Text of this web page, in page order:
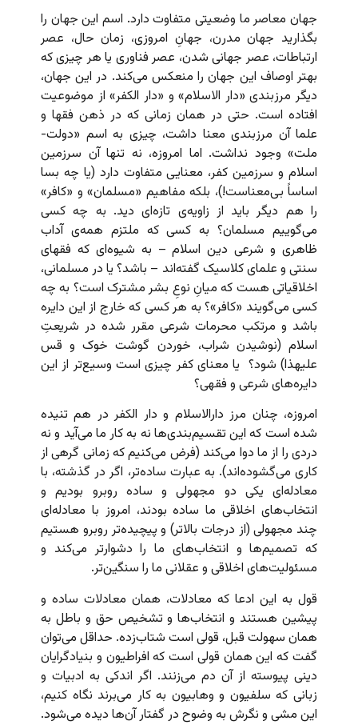
جهان معاصر ما وضعیتی متفاوت دارد. اسم این جهان را
بگذارید جهان مدرن، جهانِ امروزی، زمان حال، عصر
ارتباطات، عصر جهانی‌ شدن، عصر فناوری یا هر چیزی که
بهتر اوصاف این جهان را منعکس می‌کند. در این جهان،
دیگر مرزبندی «دار الاسلام» و «دار الکفر» از موضوعیت
افتاده است. حتی در همان زمانی که در ذهن فقها و
علما آن مرزبندی معنا داشت، چیزی به اسم «دولت-
ملت» وجود نداشت. اما امروزه، نه تنها آن سرزمین
اسلام و سرزمین کفر، معنایی متفاوت دارد (یا چه بسا
اساساً بی‌معناست!)، بلکه مفاهیم «مسلمان» و «کافر»
را هم دیگر باید از زاویه‌ی تازه‌ای دید. به چه کسی
می‌گوییم مسلمان؟ به کسی که ملتزم همه‌ی آداب
ظاهری و شرعی دین اسلام – به شیوه‌ای که فقهای
سنتی و علمای کلاسیک گفته‌اند – باشد؟ یا در مسلمانی،
اخلاقیاتی هست که میانِ نوعِ بشر مشترک است؟ به چه
کسی می‌گویند «کافر»؟ به هر کسی که خارج از این دایره‌
باشد و مرتکب محرمات شرعی مقرر شده در شریعتِ
اسلام (نوشیدن شراب، خوردن گوشت خوک و قس
علیهذا) شود؟ یا معنای کفر چیزی است وسیع‌تر از این
دایره‌های شرعی و فقهی؟
امروزه، چنان مرز دارالاسلام و دار الکفر در هم تنیده
شده است که این تقسیم‌بندی‌ها نه به کار ما می‌آید و نه
دردی را از ما دوا می‌کند (فرض می‌کنیم که زمانی گرهی از
کاری می‌گشوده‌اند). به عبارت ساده‌تر، اگر در گذشته، با
معادله‌ای یکی دو مجهولی و ساده روبرو بودیم و
انتخاب‌های اخلاقی ما ساده بودند، امروز با معادله‌ای
چند مجهولی (از درجات بالاتر) و پیچیده‌تر روبرو هستیم
که تصمیم‌ها و انتخاب‌های ما را دشوارتر می‌کند و
مسئولیت‌های اخلاقی و عقلانی ما را سنگین‌تر.
قول به این ادعا که معادلات،‌ همان معادلات ساده و
پیشین هستند و انتخاب‌ها و تشخیص حق و باطل به
همان سهولت قبل، قولی است شتاب‌زده. حداقل می‌توان
گفت که این همان قولی است که افراطیون و بنیادگرایان
دینی پیوسته از آن دم می‌زنند. اگر اندکی به ادبیات و
زبانی که سلفیون و وهابیون به کار می‌برند نگاه کنیم،
این مشی و نگرش به وضوح در گفتار آن‌ها دیده می‌شود.